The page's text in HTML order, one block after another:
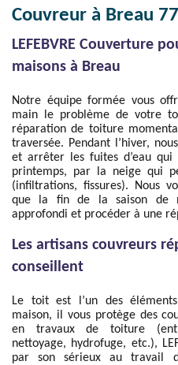
Couvreur à Breau
LEFEBVRE Couverture
maisons à Breau
Notre équipe formée vous
main le problème de votre
réparation de toiture
traversée. Pendant l’hiver,
et arrêter les fuites d’eau
printemps, par la neige qui
(infiltrations, fissures). Nous
que la fin de la saison de
approfondi et procéder à une
Les artisans couvreurs
conseillent
Le toit est l’un des
maison, il vous protège des
en travaux de toiture
nettoyage, hydrofuge, etc.),
par son sérieux au travail